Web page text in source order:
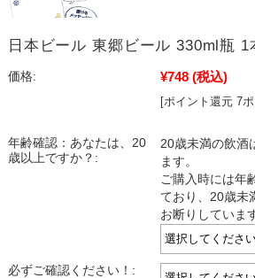
日本ビール 東郷ビール 330ml瓶 1
価格: ¥748 (税込)
[ポイント還元 7
年齢確認：あなたは、20
歳以上ですか？:
20歳未満の飲酒
ます。
ご購入時には年
ており、20歳未
お断りしていま
必ずご確認ください！: